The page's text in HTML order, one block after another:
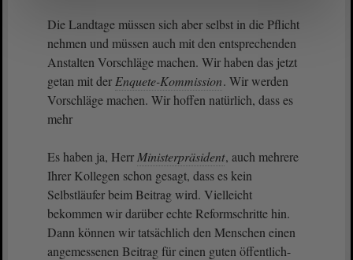
Die Landtage müssen sich aber selbst in die Pflicht
nehmen und müssen auch mit den entsprechenden
Anstalten Vorschläge machen. Wir haben das jetzt
getan mit der Enquete-Kommission. Wir werden
Vorschläge machen. Wir hoffen natürlich, dass es
mehr
Es haben ja, Herr Ministerpräsident, auch mehrere
Ihrer Kollegen schon gesagt, dass es kein
Selbstläufer beim Beitrag wird. Vielleicht
bekommen wir darüber echte Reformschritte hin.
Dann können wir tatsächlich den Menschen einen
angemessenen Beitrag für einen guten öffentlich-